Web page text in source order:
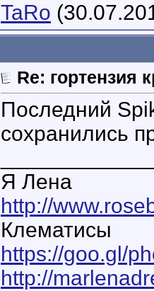
TaRo
Re: гортензия
Последний
сохранились
Я Лена
http://
Клематисы
https://goo.gl/
http://